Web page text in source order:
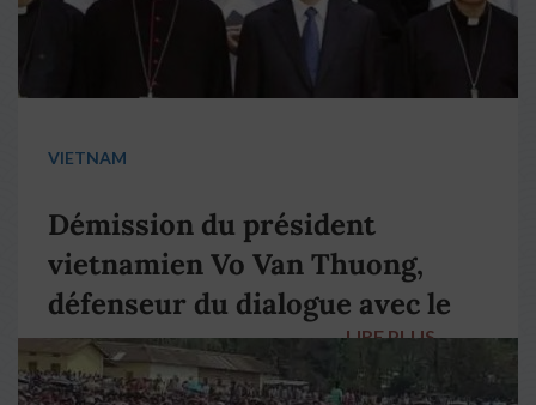
VIETNAM
Démission du président
vietnamien Vo Van Thuong,
défenseur du dialogue avec le
pape François
LIRE PLUS →